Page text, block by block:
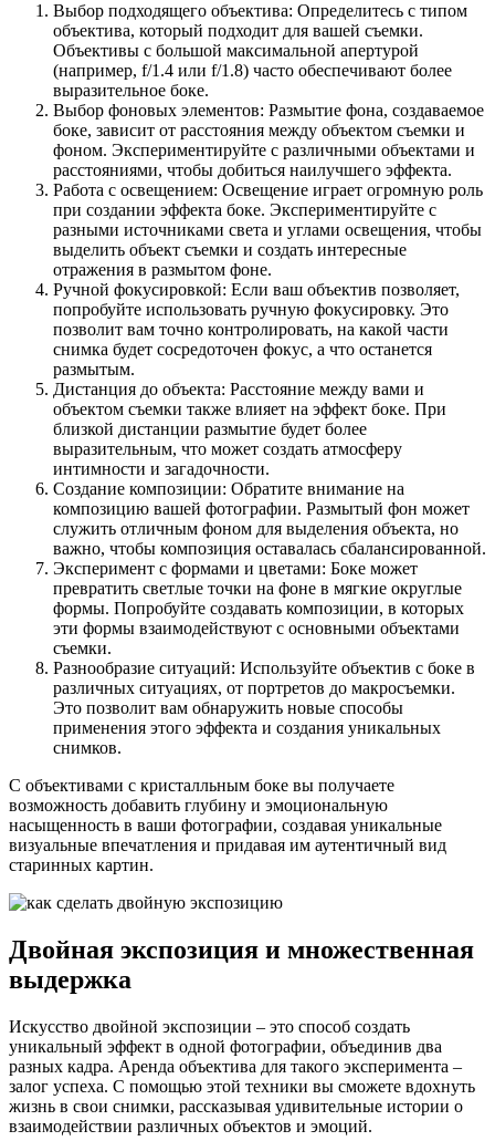
Выбор подходящего объектива: Определитесь с типом
объектива, который подходит для вашей съемки.
Объективы с большой максимальной апертурой
(например, f/1.4 или f/1.8) часто обеспечивают более
выразительное боке.
Выбор фоновых элементов: Размытие фона, создаваемое
боке, зависит от расстояния между объектом съемки и
фоном. Экспериментируйте с различными объектами и
расстояниями, чтобы добиться наилучшего эффекта.
Работа с освещением: Освещение играет огромную роль
при создании эффекта боке. Экспериментируйте с
разными источниками света и углами освещения, чтобы
выделить объект съемки и создать интересные
отражения в размытом фоне.
Ручной фокусировкой: Если ваш объектив позволяет,
попробуйте использовать ручную фокусировку. Это
позволит вам точно контролировать, на какой части
снимка будет сосредоточен фокус, а что останется
размытым.
Дистанция до объекта: Расстояние между вами и
объектом съемки также влияет на эффект боке. При
близкой дистанции размытие будет более
выразительным, что может создать атмосферу
интимности и загадочности.
Создание композиции: Обратите внимание на
композицию вашей фотографии. Размытый фон может
служить отличным фоном для выделения объекта, но
важно, чтобы композиция оставалась сбалансированной.
Эксперимент с формами и цветами: Боке может
превратить светлые точки на фоне в мягкие округлые
формы. Попробуйте создавать композиции, в которых
эти формы взаимодействуют с основными объектами
съемки.
Разнообразие ситуаций: Используйте объектив с боке в
различных ситуациях, от портретов до макросъемки.
Это позволит вам обнаружить новые способы
применения этого эффекта и создания уникальных
снимков.
С объективами с кристалльным боке вы получаете
возможность добавить глубину и эмоциональную
насыщенность в ваши фотографии, создавая уникальные
визуальные впечатления и придавая им аутентичный вид
старинных картин.
Двойная экспозиция и множественная
выдержка
Искусство двойной экспозиции – это способ создать
уникальный эффект в одной фотографии, объединив два
разных кадра. Аренда объектива для такого эксперимента –
залог успеха. С помощью этой техники вы сможете вдохнуть
жизнь в свои снимки, рассказывая удивительные истории о
взаимодействии различных объектов и эмоций.